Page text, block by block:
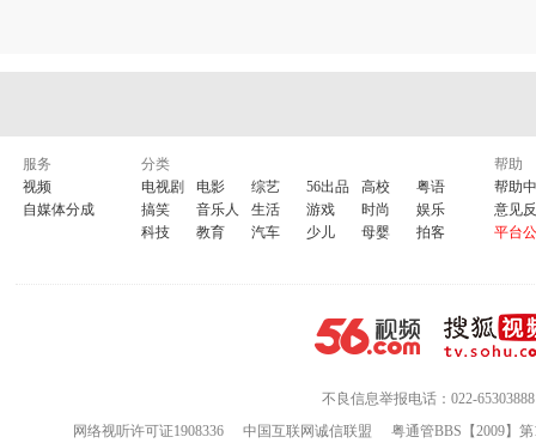
服务
视频
自媒体分成
分类
电视剧
电影 综艺 56出品 高校
粤语
搞笑
音乐人 生活 游戏 时尚
娱乐
科技
教育 汽车 少儿 母婴 拍客
帮助
帮助
意见
平台
不良信息举报电话：022-65303888
网络视听许可证1908336
中国互联网诚信联盟 粤通管BBS【2009】